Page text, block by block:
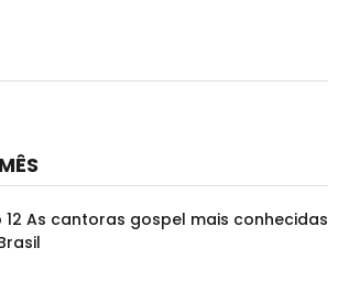
12 As cantoras gospel mais conhecidas